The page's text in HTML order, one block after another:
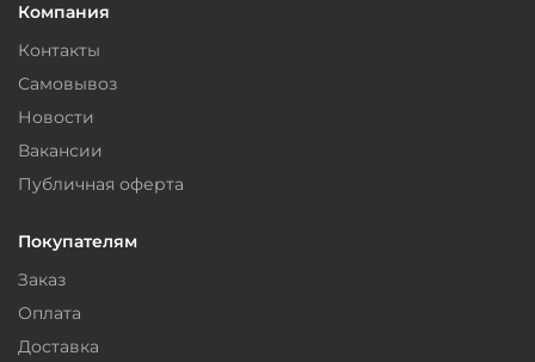
Компания
Контакты
Самовывоз
Новости
Вакансии
Публичная оферта
Покупателям
Заказ
Оплата
Доставка